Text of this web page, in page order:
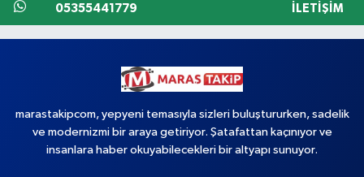
05355441779 İLETIŞIM
marastakipcom, yepyeni temasıyla sizleri buluştururken, sadelik
ve modernizmi bir araya getiriyor. Şatafattan kaçınıyor ve
insanlara haber okuyabilecekleri bir altyapı sunuyor.